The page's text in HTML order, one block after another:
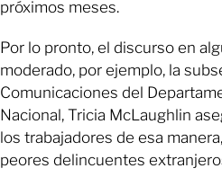
próximos meses.
Por lo pronto, el discurso en
moderado, por ejemplo, la
Comunicaciones del
Nacional, Tricia McLaughlin
los trabajadores de esa
peores delincuentes